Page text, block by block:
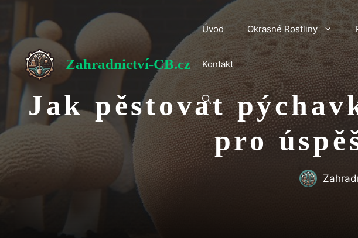
obsah
Zahradnictví-CB.cz
Úvod Okrasné Rostliny
Kontakt
Jak pěstovat
pro